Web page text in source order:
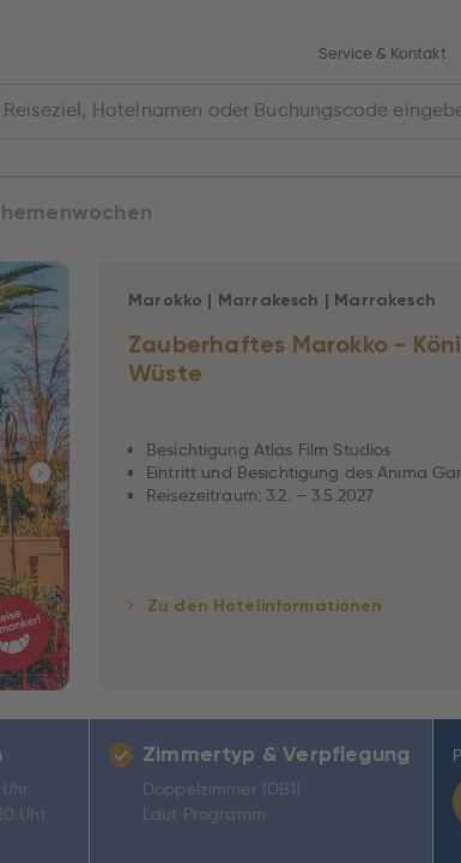
Service & Kontakt
Zauberhaftes Marokko -
Wüste
Marokko | Marrakesch | Marrakesch
Besichtigung Atlas Film Studios
Eintritt und Besichtigung des Anima
Reisezeitraum: 3.2. – 3.5.2027
Zu den Hotelinformationen
Uhr
Zimmertyp & Verpflegung
Doppelzimmer (DB1)
Laut Programm